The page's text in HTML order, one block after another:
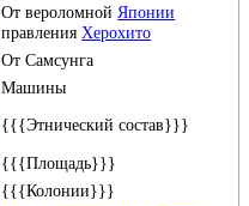
От вероломной Японии
правленияХерохито
От Самсунга
Машины
{{{Этнический состав}}}
{{{Площадь}}}
{{{Колонии}}}